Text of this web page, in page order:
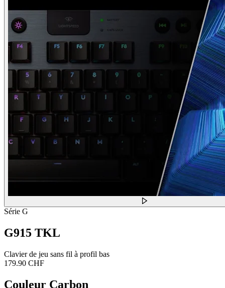
Série G
G915 TKL
Clavier de jeu sans fil à profil bas
179.90 CHF
Couleur Carbon